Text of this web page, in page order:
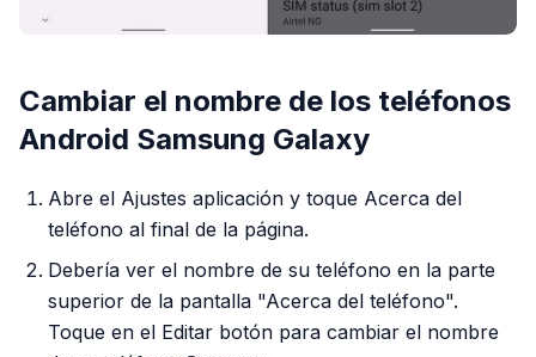
Cambiar el nombre de los teléfonos
Android Samsung Galaxy
Abre el Ajustes aplicación y toque Acerca del
teléfono al final de la página.
Debería ver el nombre de su teléfono en la parte
superior de la pantalla "Acerca del teléfono".
Toque en el Editar botón para cambiar el nombre